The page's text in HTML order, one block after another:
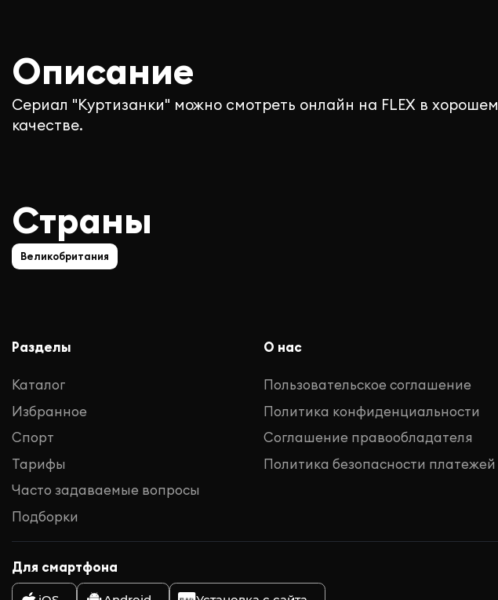
Описание
Сериал "Куртизанки" можно смотреть онлайн на FLEX в хорошем
качестве.
Страны
Великобритания
Разделы
Каталог
Избранное
Спорт
Тарифы
Часто задаваемые вопросы
Подборки
О нас
Пользовательское соглашение
Политика конфиденциальности
Соглашение правообладателя
Политика безопасности платежей
Для смартфона